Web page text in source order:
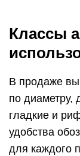
Классы
В продаже
по диаметру,
гладкие и
удобства
для каждого